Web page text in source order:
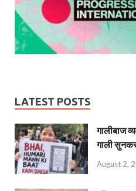
LATEST POSTS
गालीबाज
गाली
August 2,